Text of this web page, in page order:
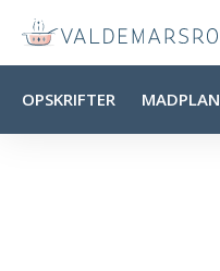
OPSKRIFTER MADPLAN